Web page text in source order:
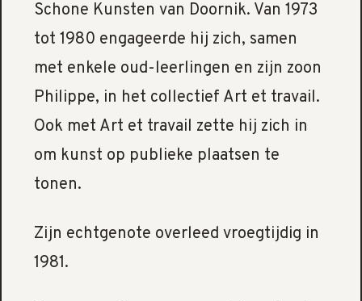
Schone Kunsten van Doornik. Van 1973
tot 1980 engageerde hij zich, samen
met enkele oud-leerlingen en zijn zoon
Philippe, in het collectief Art et travail.
Ook met Art et travail zette hij zich in
om kunst op publieke plaatsen te
tonen.
Zijn echtgenote overleed vroegtijdig in
1981.